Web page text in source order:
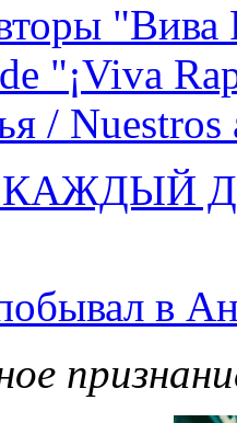
"Вива
"¡Viva
/ Nuestros
в